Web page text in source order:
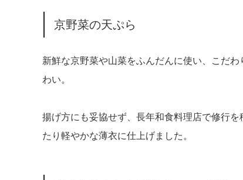
京野菜の天ぷら
新鮮な京野菜や山菜をふんだんに使い、こだ
わい。
揚げ方にも妥協せず、長年和食料理店で修行
たり軽やかな薄衣に仕上げました。